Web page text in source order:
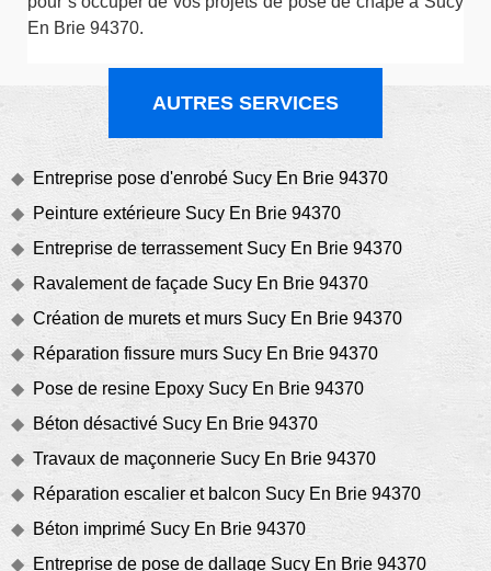
En Brie 94370.
AUTRES SERVICES
Entreprise pose d'enrobé Sucy En Brie 94370
Peinture extérieure Sucy En Brie 94370
Entreprise de terrassement Sucy En Brie 94370
Ravalement de façade Sucy En Brie 94370
Création de murets et murs Sucy En Brie 94370
Réparation fissure murs Sucy En Brie 94370
Pose de resine Epoxy Sucy En Brie 94370
Béton désactivé Sucy En Brie 94370
Travaux de maçonnerie Sucy En Brie 94370
Réparation escalier et balcon Sucy En Brie 94370
Béton imprimé Sucy En Brie 94370
Entreprise de pose de dallage Sucy En Brie 94370